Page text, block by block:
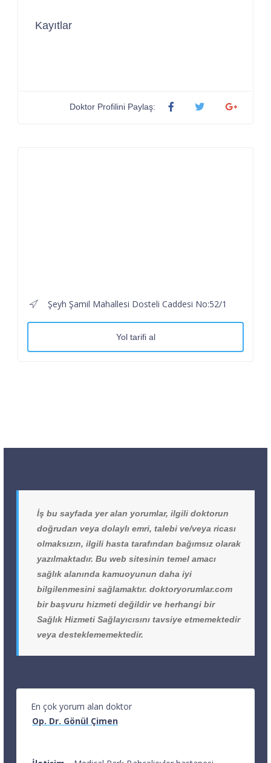
Kayıtlar
Doktor Profilini Paylaş:
Şeyh Şamil Mahallesi Dosteli Caddesi No:52/1
Yol tarifi al
İş bu sayfada yer alan yorumlar, ilgili doktorun
doğrudan veya dolaylı emri, talebi ve/veya ricası
olmaksızın, ilgili hasta tarafından bağımsız olarak
yazılmaktadır. Bu web sitesinin temel amacı
sağlık alanında kamuoyunun daha iyi
bilgilenmesini sağlamaktır. doktoryorumlar.com
bir başvuru hizmeti değildir ve herhangi bir
Sağlık Hizmeti Sağlayıcısını tavsiye etmemektedir
veya desteklememektedir.
En çok yorum alan doktor
Op. Dr. Gönül Çimen